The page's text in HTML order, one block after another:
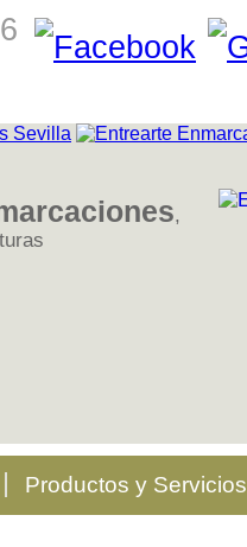
,
Productos y Servicios